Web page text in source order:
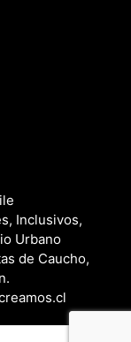
Inclusivos,
Urbano
de Caucho,